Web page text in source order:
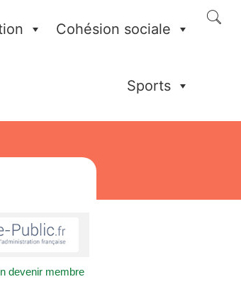
Cohésion sociale
Sports
devenir membre